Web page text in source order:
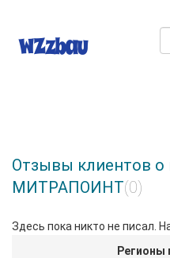
Отзывы клиентов о
МИТРАПОИНТ(0)
Здесь пока никто не писал.
Регионы